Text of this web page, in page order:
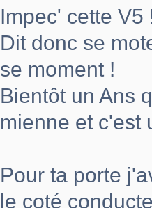
Impec' cette
Dit donc se
se moment !
Bientôt un Ans
mienne et c'est
Pour ta porte
le coté